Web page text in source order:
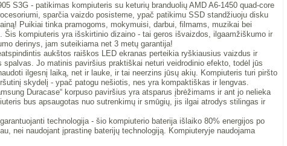
S3G - patikimas kompiuteris su keturių branduolių AMD A6-1450 quad-core
sparčia vaizdo posisteme, ypač patikimu SSD standžiuoju disku
Puikiai tinka pramogoms, mokymuisi, darbui, filmams, muzikai bei
Šis kompiuteris yra išskirtinio dizaino - tai geros išvaizdos, ilgaamžiškumo ir
derinys, jam suteikiama net 3 metų garantija!
aukštos raiškos LED ekranas perteikia ryškiausius vaizdus ir
spalvas. Jo matinis paviršius praktiškai neturi veidrodinio efekto, todėl jūs
ilgesnį laiką, net ir lauke, ir tai neerzins jūsų akių. Kompiuteris turi piršto
skydelį - ypač patogu nešiotis, nes yra kompaktiškas ir lengvas.
Duracase“ korpuso paviršius yra atsparus įbrėžimams ir ant jo nelieka
bus apsaugotas nuo sutrenkimų ir smūgių, jis ilgai atrodys stilingas ir
technologija - šio kompiuterio baterija išlaiko 80% energijos po
nei naudojant įprastinę baterijų technologiją. Kompiuteryje naudojama